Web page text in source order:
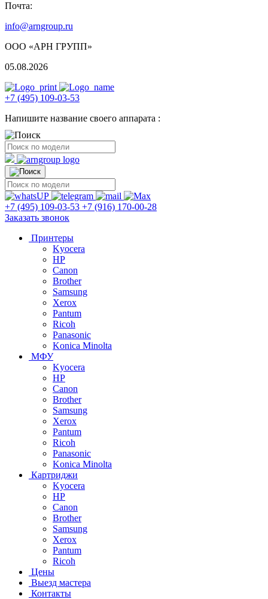
Почта:
info@arngroup.ru
ООО «АРН ГРУПП»
05.08.2026
+7 (495) 109-03-53
Напишите название своего аппарата :
+7 (495) 109-03-53 +7 (916) 170-00-28
Заказать звонок
Принтеры
Kyocera
HP
Canon
Brother
Samsung
Xerox
Pantum
Ricoh
Panasonic
Konica Minolta
МФУ
Kyocera
HP
Canon
Brother
Samsung
Xerox
Pantum
Ricoh
Panasonic
Konica Minolta
Картриджи
Kyocera
HP
Canon
Brother
Samsung
Xerox
Pantum
Ricoh
Цены
Выезд мастера
Контакты